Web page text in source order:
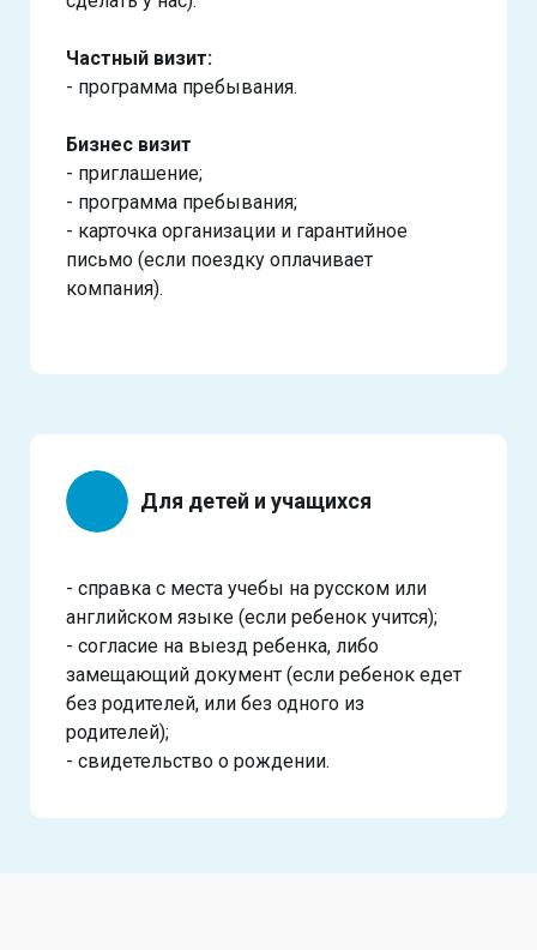
Частный визит:
- программа пребывания.
Бизнес визит
- приглашение;
- программа пребывания;
- карточка организации и гарантийное
письмо (если поездку оплачивает
компания).
Для детей и учащихся
- справка с места учебы на русском или
английском языке (если ребенок учится);
- согласие на выезд ребенка, либо
замещающий документ (если ребенок едет
без родителей, или без одного из
родителей);
- свидетельство о рождении.